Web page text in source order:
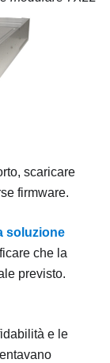
scaricare
firmware.
soluzione
che la
previsto.
e le